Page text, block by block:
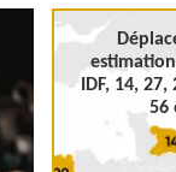
IDF, 14,
56